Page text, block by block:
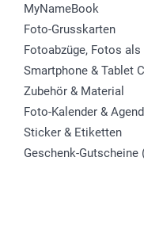
MyNameBook
Foto-Grusskarten
Fotoabzüge, Fotos
Smartphone & Tablet
Zubehör & Material
Foto-Kalender &
Sticker & Etiketten
Geschenk-Gutscheine